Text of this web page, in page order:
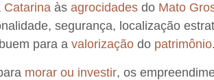
Catarina às agrocidades do Mato
segurança, localização
para a valorização do patrimônio.
morar ou investir, os